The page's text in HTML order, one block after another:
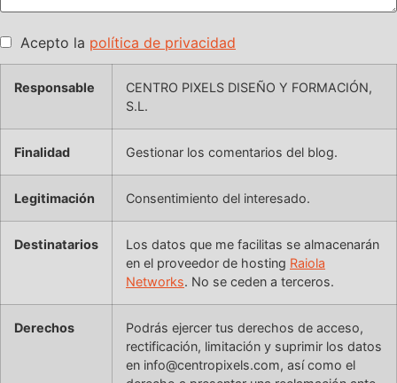
Acepto la política de privacidad
Responsable
CENTRO PIXELS DISEÑO Y FORMACIÓN,
S.L.
Finalidad Gestionar los comentarios del blog.
Legitimación Consentimiento del interesado.
Destinatarios
Los datos que me facilitas se almacenarán
en el proveedor de hosting Raiola
Networks. No se ceden a terceros.
Derechos
Podrás ejercer tus derechos de acceso,
rectificación, limitación y suprimir los datos
en info@centropixels.com, así como el